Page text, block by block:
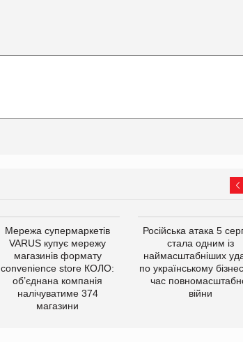
Мережа супермаркетів
VARUS купує мережу
магазинів формату
convenience store КОЛО:
об’єднана компанія
налічуватиме 374
магазини
Російська атака 5
стала одним із
наймасштабніших
по українському
час
війни